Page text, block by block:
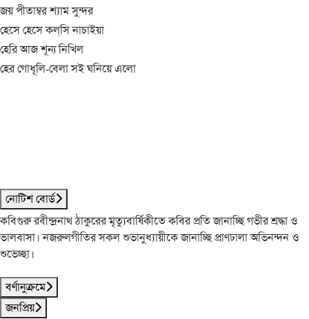
জয় পীতাম্বর শ্যাম সুন্দর
হেসে হেসে কল্‌সি নাচাইয়া
হেরি আজ শূন্য নিখিল
হের গোধূলি-বেলা সই ঘনিয়ে এলো
নোটিশ বোর্ড
কবিগুরু রবীন্দ্রনাথ ঠাকুরের মৃত্যুবার্ষিকীতে কবির প্রতি জানাচ্ছি গভীর শ্রদ্ধা ও
ভালবাসা। নজরুলগীতির সকল শুভানুধ্যায়ীকে জানাচ্ছি প্রাণঢালা অভিনন্দন ও
শুভেচ্ছা।
বর্ণানুক্রমে
জনপ্রিয়